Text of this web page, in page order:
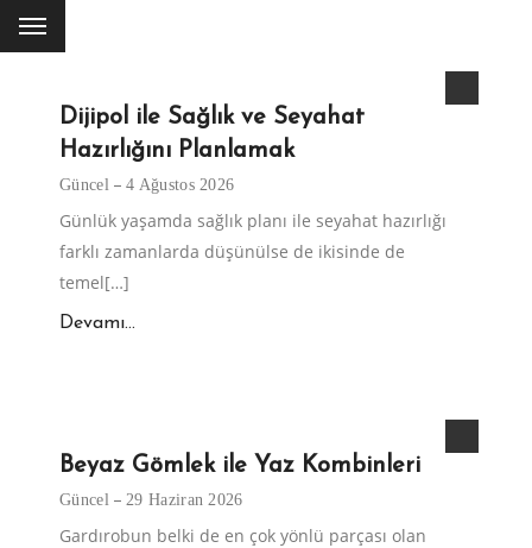
Dijipol ile Sağlık ve Seyahat
Hazırlığını Planlamak
Güncel 4 Ağustos 2026
Günlük yaşamda sağlık planı ile seyahat hazırlığı
farklı zamanlarda düşünülse de ikisinde de
temel[…]
Devamı...
Beyaz Gömlek ile Yaz Kombinleri
Güncel 29 Haziran 2026
Gardırobun belki de en çok yönlü parçası olan